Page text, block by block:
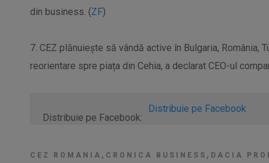
din business. (ZF)
7. CEZ plănuiește să vândă active în Bulgaria, România,
reorientare spre piața din Cehia, a declarat CEO-ul
Distribuie pe Facebook:
Distribuie pe Facebook
CEZ ROMANIA , CRONICA BUSINESS , DACIA